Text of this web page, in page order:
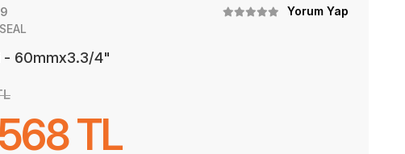
Yorum Yap
- 60mmx3.3/4"
TL